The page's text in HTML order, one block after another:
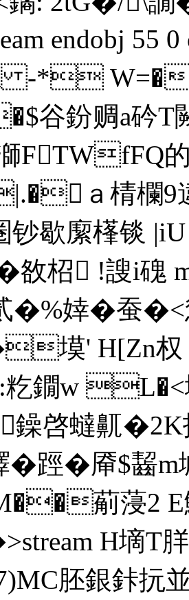
endobj 55
-* W=�躼
谷鈖赒a砛
FTWfFQ
ａ棈欄9
钞歇緳樥锬
敋柖 !謏i磈
�%婞�蚕�<
塻' H[Zn
鐗w L�<
鐰啓蟽鼿
�踁�厣$齧
葪蓡2 E
>stream H墑T
胚銀鉲抏